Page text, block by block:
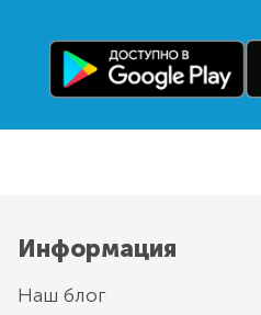
Информация
Наш блог